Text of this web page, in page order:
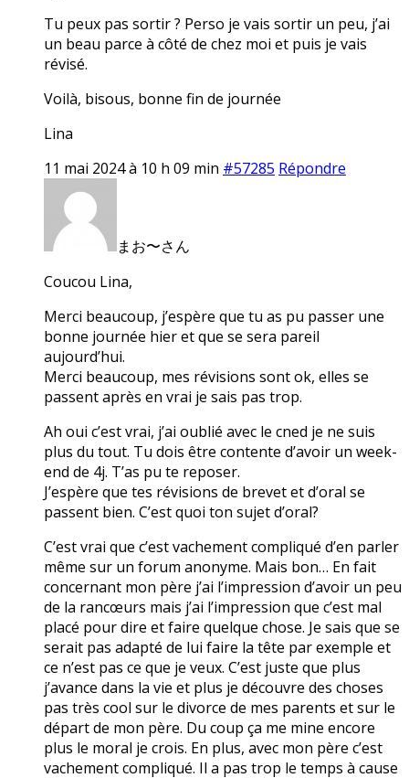
Tu peux pas sortir ? Perso je vais sortir un peu, j’ai
un beau parce à côté de chez moi et puis je vais
révisé.
Voilà, bisous, bonne fin de journée
Lina
11 mai 2024 à 10 h 09 min #57285 Répondre
まお〜さん
Coucou Lina,
Merci beaucoup, j’espère que tu as pu passer une
bonne journée hier et que se sera pareil
aujourd’hui.
Merci beaucoup, mes révisions sont ok, elles se
passent après en vrai je sais pas trop.
Ah oui c’est vrai, j’ai oublié avec le cned je ne suis
plus du tout. Tu dois être contente d’avoir un week-
end de 4j. T’as pu te reposer.
J’espère que tes révisions de brevet et d’oral se
passent bien. C’est quoi ton sujet d’oral?
C’est vrai que c’est vachement compliqué d’en parler
même sur un forum anonyme. Mais bon… En fait
concernant mon père j’ai l’impression d’avoir un peu
de la rancœurs mais j’ai l’impression que c’est mal
placé pour dire et faire quelque chose. Je sais que se
serait pas adapté de lui faire la tête par exemple et
ce n’est pas ce que je veux. C’est juste que plus
j’avance dans la vie et plus je découvre des choses
pas très cool sur le divorce de mes parents et sur le
départ de mon père. Du coup ça me mine encore
plus le moral je crois. En plus, avec mon père c’est
vachement compliqué. Il a pas trop le temps à cause